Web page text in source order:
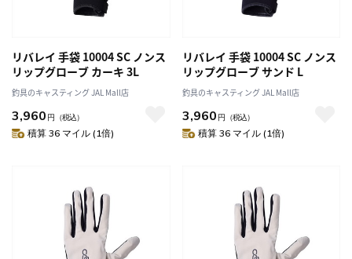
リバレイ 手袋 10004 SC ノンス
リップグローブ カーキ 3L
釣具のキャスティング JAL Mall店
3,960 円 （税込）
積算 36 マイル (1倍)
リバレイ 手袋 10004 SC ノンス
リップグローブ サンド L
釣具のキャスティング JAL Mall店
3,960 円 （税込）
積算 36 マイル (1倍)